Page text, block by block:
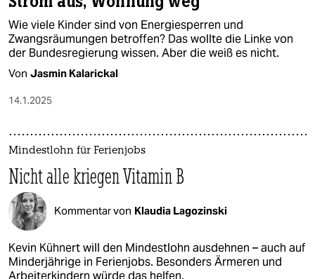
Wie viele Kinder sind von Energiesperren und
Zwangsräumungen betroffen? Das wollte die Linke von
der Bundesregierung wissen. Aber die weiß es nicht.
Von Jasmin Kalarickal
14.1.2025
Mindestlohn für Ferienjobs
Nicht alle kriegen Vitamin B
Kommentar von Klaudia Lagozinski
Kevin Kühnert will den Mindestlohn ausdehnen – auch auf
Minderjährige in Fe­ri­en­jobs. Besonders Ärmeren und
Arbeiterkindern würde das helfen.